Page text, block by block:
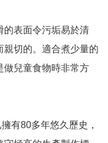
的表面令污垢易於清
切的。適合煮少量的
做兒童食物時非常方
有80多年悠久歷史，